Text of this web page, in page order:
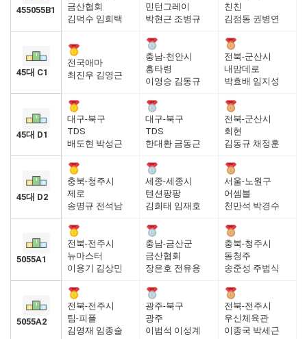
455055B1
금산협회
김덕수 임희택
민턴그레이
박현근 조병규
친친
김점동 권병연
45대 C1
전국애마
최진우 김영근
충남-천안시
흥타령
이영승 김동규
전북-군산시
내맘데로
박효배 임지성
45대 D1
대구-북구
TDS
배도현 박성근
대구-북구
TDS
한대환 금동근
전북-군산시
회현
김동규 채정훈
45대 D2
충북-청주시
제로
송명규 전석남
세종-세종시
텐션팡팡
김희태 임재호
서울-노원구
어셈블
천만석 박경수
5055A1
전북-전주시
뉴마스터
이용기 김상민
충남-금산군
금산협회
장은호 전유용
충북-청주시
동청주
송준성 주범식
5055A2
전북-전주시
팀-피플
김영재 임종술
광주-북구
광주
이범석 이성계
전북-전주시
우신체육관
이종국 박세근